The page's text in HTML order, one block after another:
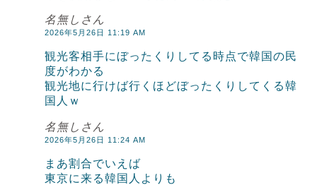
名無しさん
2026年5月26日 11:19 AM
観光客相手にぼったくりしてる時点で韓国の民
度がわかる
観光地に行けば行くほどぼったくりしてくる韓
国人ｗ
名無しさん
2026年5月26日 11:24 AM
まあ割合でいえば
東京に来る韓国人よりも